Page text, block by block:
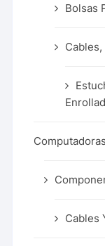
Bolsas
Cables